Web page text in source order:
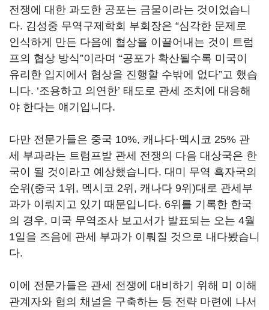
전쟁에 대한 과도한 공포는 금물이라는 것이었습니
다. 김성중 무역구제학회 부회장은 “심각한 문제로
인식하게 만든 다음에 협상을 이끌어내는 것이 트럼
프의 협상 방식”이라며 “공포가 확산될수록 미국이
유리한 입지에서 협상을 진행할 수밖에 없다”고 했습
니다. ‘조용하고 의연한’ 태도로 관세 조치에 대응해
야 한다는 얘기입니다.
다만 전문가들은 중국 10%, 캐나다·멕시코 25% 관
세 부과라는 트럼프발 관세 전쟁의 다음 대상국은 한
국이 될 것이라고 예상했습니다. 대미 무역 흑자국의
순위(중국 1위, 멕시코 2위, 캐나다 9위)대로 관세부
과가 이뤄지고 있기 때문입니다. 6위를 기록한 한국
의 경우, 미국 무역조사 보고서가 발표되는 오는 4월
1일을 즈음에 관세 부과가 이뤄질 것으로 내다봤습니
다.
이에 전문가들은 관세 전쟁에 대비하기 위해 미 이해
관계자와 협의 채널을 구축하는 등 전략 마련에 나서